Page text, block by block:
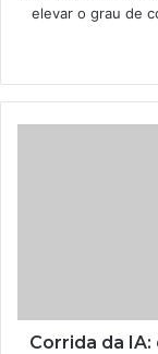
elevar o grau de
Corrida da